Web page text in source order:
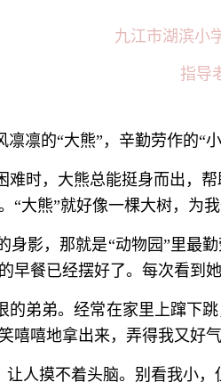
九江市湖滨小
指导
凛的“大熊”，辛勤劳作的“
难时，大熊总能挺身而出，
大熊”就好像一棵大树，为
身影，那就是“动物园”里
餐已经摆好了。每次看到
弟弟。经常在家里上蹿下
嘻地拿出来，弄得我又好
人摸不着头脑。别看我小